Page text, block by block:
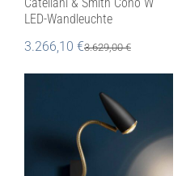
LED-Wandleuchte
3.266,10 €3.629,00€